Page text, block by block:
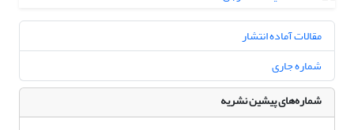
مقالات آماده انتشار
شماره جاری
شماره‌های پیشین نشریه